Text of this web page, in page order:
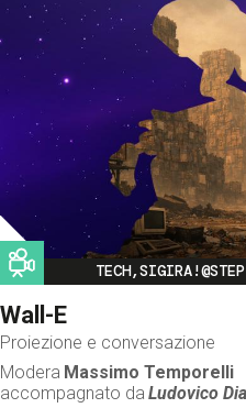
Image
TECH,SIGIRA!@STEP
Wall-E
Proiezione e conversazione
Modera Massimo Temporelli
accompagnato da Ludovico